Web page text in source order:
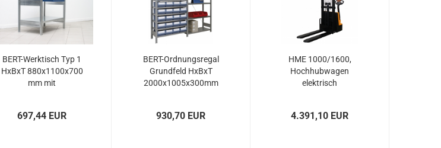
BERT-Werktisch Typ 1
HxBxT 880x1100x700
mm mit
697,44 EUR
BERT-Ordnungsregal
Grundfeld HxBxT
2000x1005x300mm
930,70 EUR
HME 1000/1600,
Hochhubwagen
elektrisch
4.391,10 EUR